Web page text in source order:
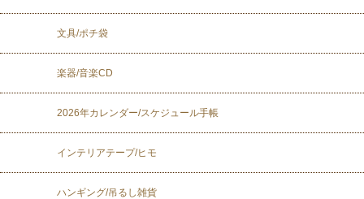
文具/ポチ袋
楽器/音楽CD
2026年カレンダー/スケジュール手帳
インテリアテープ/ヒモ
ハンギング/吊るし雑貨